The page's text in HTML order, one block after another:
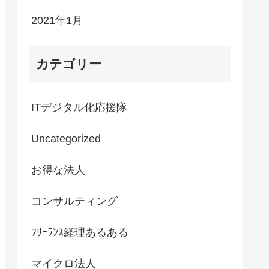
2021年1月
カテゴリー
ITデジタル化応援隊
Uncategorized
お得な法人
コンサルティング
ﾌﾘｰﾗﾝｽ経理あるある
マイクロ法人